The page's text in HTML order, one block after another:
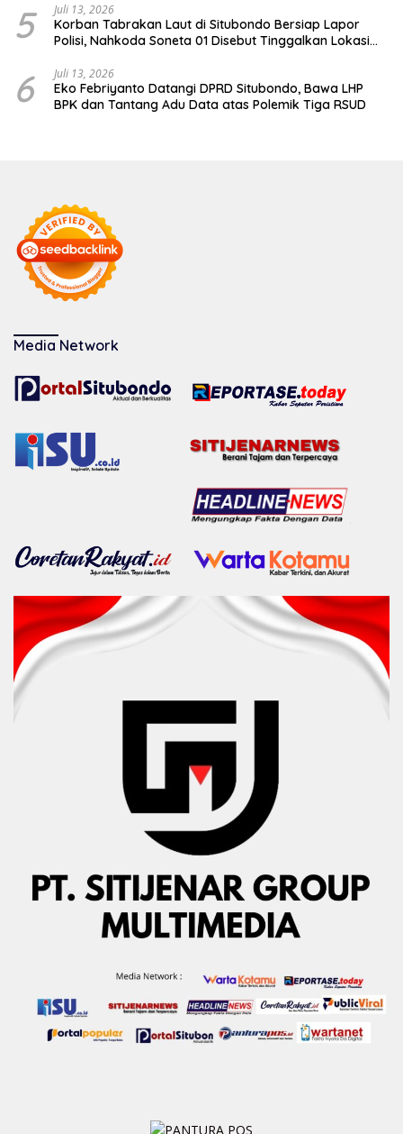
5 Juli 13, 2026
Korban Tabrakan Laut di Situbondo Bersiap Lapor
Polisi, Nahkoda Soneta 01 Disebut Tinggalkan Lokasi
6 Juli 13, 2026
Eko Febriyanto Datangi DPRD Situbondo, Bawa LHP
BPK dan Tantang Adu Data atas Polemik Tiga RSUD
Media Network